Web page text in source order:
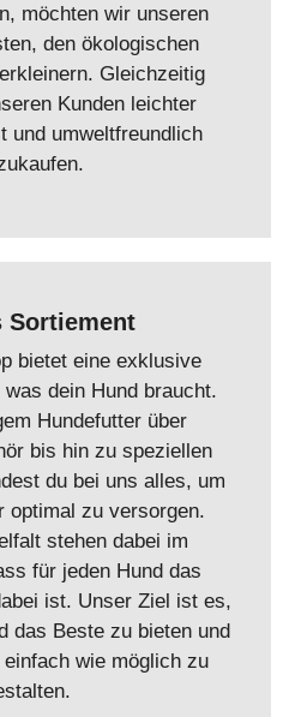
möchten wir unseren
den ökologischen
Gleichzeitig
Kunden leichter
und umweltfreundlich
Sortiement
bietet eine exklusive
dein Hund braucht.
Hundefutter über
bis hin zu speziellen
du bei uns alles, um
optimal zu versorgen.
stehen dabei im
für jeden Hund das
ist. Unser Ziel ist es,
das Beste zu bieten und
wie möglich zu